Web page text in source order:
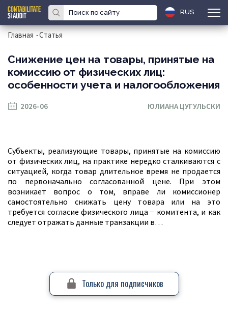
RUS
Главная -Статья
Снижение цен на товары, принятые на
комиссию от физических лиц:
особенности учета и налогообложения
2026-06 ЮЛИАНА ЦУГУЛЬСКИ
Субъекты, реализующие товары, принятые на комиссию
от физических лиц, на практике нередко сталкиваются с
ситуацией, когда товар длительное время не продается
по первоначально согласованной цене. При этом
возникает вопрос о том, вправе ли комиссионер
самостоятельно снижать цену товара или на это
требуется согласие физического лица − комитента, и как
следует отражать данные транзакции в…
Только для подписчиков